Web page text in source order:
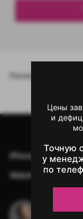
Рекомендовано вам
iPhone iPad
Watch
Цены
и
Точную
у
по